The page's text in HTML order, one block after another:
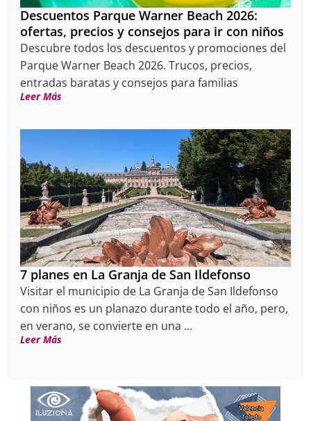
Descuentos Parque Warner Beach 2026:
ofertas, precios y consejos para ir con niños
Descubre todos los descuentos y promociones del
Parque Warner Beach 2026. Trucos, precios,
entradas baratas y consejos para familias
Leer Más
7 planes en La Granja de San Ildefonso
Visitar el municipio de La Granja de San Ildefonso
con niños es un planazo durante todo el año, pero,
en verano, se convierte en una ...
Leer Más